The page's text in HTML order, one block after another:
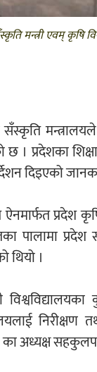
मन्त्री एवम् कृषि
मन्त्रालयले
छ । प्रदेशका
दिइएको
प्रदेश
पालामा
थियो ।
अध्यक्ष